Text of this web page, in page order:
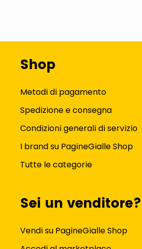
Shop
Metodi di pagamento
Spedizione e consegna
Condizioni generali di servizio
I brand su PagineGialle Shop
Tutte le categorie
Sei un venditore?
Vendi su PagineGialle Shop